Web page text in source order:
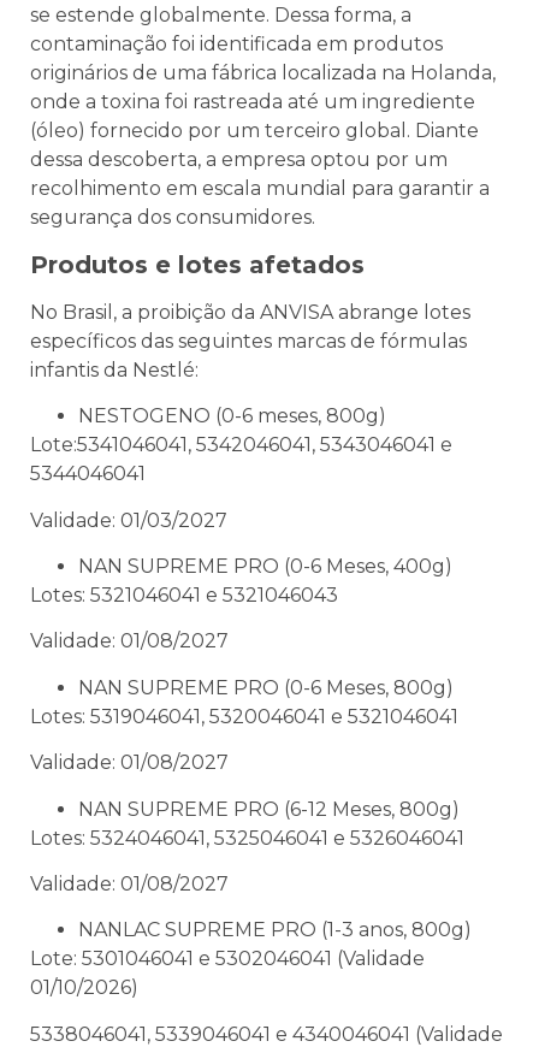
se estende globalmente. Dessa forma, a
contaminação foi identificada em produtos
originários de uma fábrica localizada na Holanda,
onde a toxina foi rastreada até um ingrediente
(óleo) fornecido por um terceiro global. Diante
dessa descoberta, a empresa optou por um
recolhimento em escala mundial para garantir a
segurança dos consumidores.
Produtos e lotes afetados
No Brasil, a proibição da ANVISA abrange lotes
específicos das seguintes marcas de fórmulas
infantis da Nestlé:
NESTOGENO (0-6 meses, 800g)
Lote:5341046041, 5342046041, 5343046041 e
5344046041
Validade: 01/03/2027
NAN SUPREME PRO (0-6 Meses, 400g)
Lotes: 5321046041 e 5321046043
Validade: 01/08/2027
NAN SUPREME PRO (0-6 Meses, 800g)
Lotes: 5319046041, 5320046041 e 5321046041
Validade: 01/08/2027
NAN SUPREME PRO (6-12 Meses, 800g)
Lotes: 5324046041, 5325046041 e 5326046041
Validade: 01/08/2027
NANLAC SUPREME PRO (1-3 anos, 800g)
Lote: 5301046041 e 5302046041 (Validade
01/10/2026)
5338046041, 5339046041 e 4340046041 (Validade